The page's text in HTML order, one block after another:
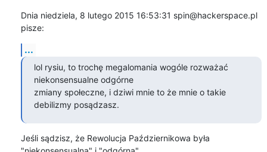
Dnia niedziela, 8 lutego 2015 16:53:31 spin@hackerspace.pl
pisze:
...
lol rysiu, to trochę megalomania wogóle rozważać
niekonsensualne odgórne
zmiany społeczne, i dziwi mnie to że mnie o takie
debilizmy posądzasz.
Jeśli sądzisz, że Rewolucja Październikowa była